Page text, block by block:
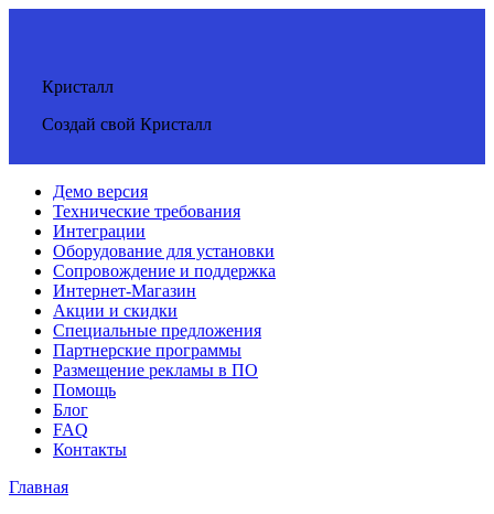
Кристалл
Создай свой Кристалл
Демо версия
Технические требования
Интеграции
Оборудование для установки
Сопровождение и поддержка
Интернет-Магазин
Акции и скидки
Специальные предложения
Партнерские программы
Размещение рекламы в ПО
Помощь
Блог
FAQ
Контакты
Главная